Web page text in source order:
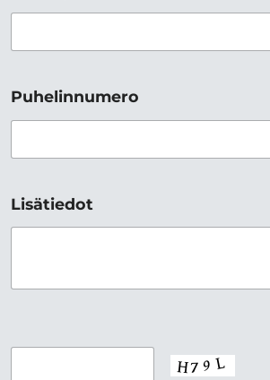
Puhelinnumero
Lisätiedot